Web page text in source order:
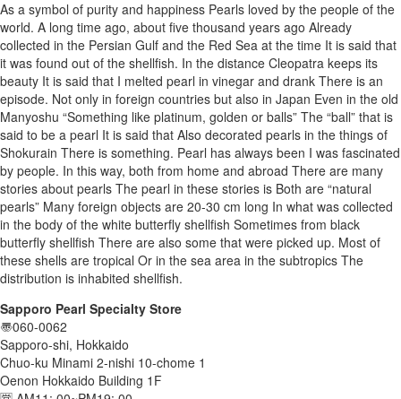
As a symbol of purity and happiness Pearls loved by the people of the
world. A long time ago, about five thousand years ago Already
collected in the Persian Gulf and the Red Sea at the time It is said that
it was found out of the shellfish. In the distance Cleopatra keeps its
beauty It is said that I melted pearl in vinegar and drank There is an
episode. Not only in foreign countries but also in Japan Even in the old
Manyoshu “Something like platinum, golden or balls” The “ball” that is
said to be a pearl It is said that Also decorated pearls in the things of
Shokurain There is something. Pearl has always been I was fascinated
by people. In this way, both from home and abroad There are many
stories about pearls The pearl in these stories is Both are “natural
pearls” Many foreign objects are 20-30 cm long In what was collected
in the body of the white butterfly shellfish Sometimes from black
butterfly shellfish There are also some that were picked up. Most of
these shells are tropical Or in the sea area in the subtropics The
distribution is inhabited shellfish.
Sapporo Pearl Specialty Store
〠060-0062
Sapporo-shi, Hokkaido
Chuo-ku Minami 2-nishi 10-chome 1
Oenon Hokkaido Building 1F